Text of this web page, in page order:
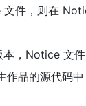
件，则在
，Notice 文
品的源代码中